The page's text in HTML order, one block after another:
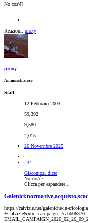
No cos'è?
Reazioni: proxy
proxy
Amministratore
Staff
12 Febbraio 2003
59,392
9,580
2,015
26 Novembre 2025
#34
Giacomos. dice:
No cos'è?
Clicca per espandere...
https://calvizie.net/galeniche-in-
+Calvizie&utm_campaign=7eabb06370-